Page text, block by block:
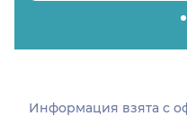
Информация взята c